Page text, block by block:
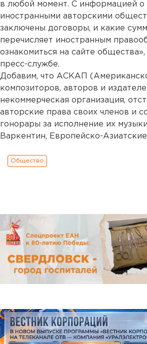
в любой момент. С информацией о
иностранными авторскими
заключены договоры, и какие
перечисляет иностранным
ознакомиться на сайте
пресс-службе.
Добавим, что АСКАП
композиторов, авторов и
некоммерческая организация,
авторские права своих членов и
гонорары за исполнение их
Варкентин, Европейско-
Общество